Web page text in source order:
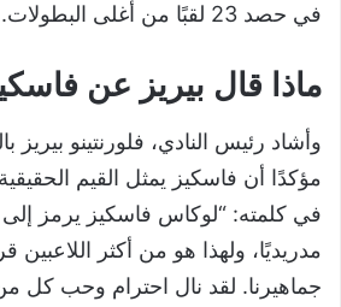
في حصد 23 لقبًا من أغلى البطولات.
ماذا قال بيريز عن
وأشاد رئيس النادي، فلورنتينو بيريز
مؤكدًا أن فاسكيز يمثل القيم
في كلمته: “لوكاس فاسكيز يرمز إلى
مدريديًا، ولهذا هو من أكثر اللاعبين
جماهيرنا. لقد نال احترام وحب كل